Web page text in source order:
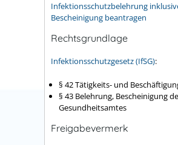
Infektionsschutzbelehrung
Bescheinigung beantragen
Rechtsgrundlage
Infektionsschutzgesetz (IfSG):
§ 42 Tätigkeits- und
§ 43 Belehrung, Bescheinigung
Gesundheitsamtes
Freigabevermerk